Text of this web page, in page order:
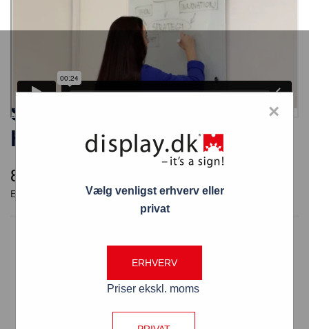
Scritto® Glas whiteboard
hvid 90×60 cm
874,00
Premium overflade glas whiteboard
Penne bakken medfølger
Nem installation
Vælg venligst erhverv eller
privat
ERHVERV
Priser ekskl. moms
×